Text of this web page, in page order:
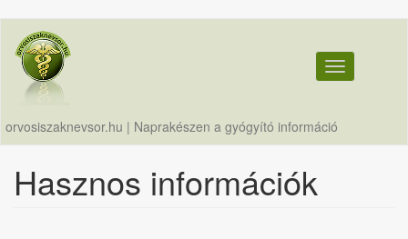
tartalomra
orvosiszaknevsor.hu | Naprakészen a gyógyító információ
Toggle
Hasznos információk